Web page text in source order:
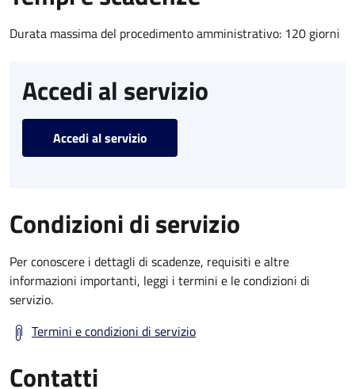
Durata massima del procedimento amministrativo: 120 giorni
Accedi al servizio
Accedi al servizio
Condizioni di servizio
Per conoscere i dettagli di scadenze, requisiti e altre
informazioni importanti, leggi i termini e le condizioni di
servizio.
Termini e condizioni di servizio
Contatti